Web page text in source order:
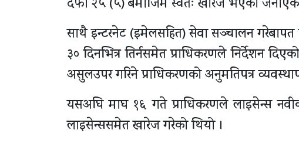
दफा २५ (५) बमोजिम स्वतः खारेज भएको
साथै इन्टरनेट (इमेलसहित) सेवा सञ्चालन गरेबापत
३० दिनभित्र तिर्नसमेत प्राधिकरणले निर्देशन
असुलउपर गरिने प्राधिकरणको अनुमतिपत्र
यसअघि माघ १६ गते प्राधिकरणले लाइसेन्स
लाइसेन्ससमेत खारेज गरेको थियो ।